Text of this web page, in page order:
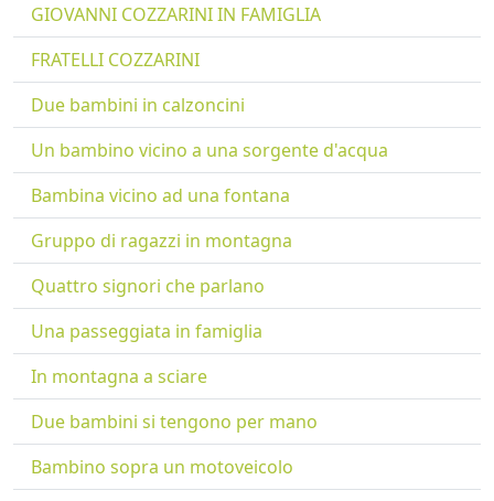
GIOVANNI COZZARINI IN FAMIGLIA
FRATELLI COZZARINI
Due bambini in calzoncini
Un bambino vicino a una sorgente d'acqua
Bambina vicino ad una fontana
Gruppo di ragazzi in montagna
Quattro signori che parlano
Una passeggiata in famiglia
In montagna a sciare
Due bambini si tengono per mano
Bambino sopra un motoveicolo